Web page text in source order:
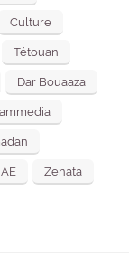
Culture
Tétouan
Dar Bouaaza
Zenata